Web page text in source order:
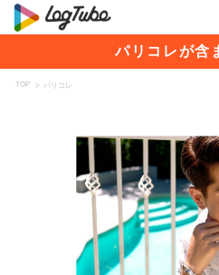
パリコレが含
TOP > パリコレ